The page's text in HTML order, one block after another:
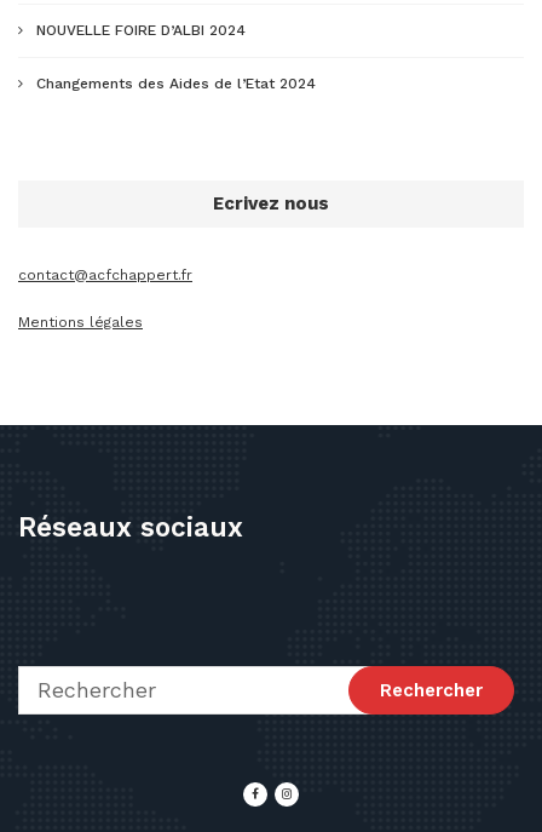
NOUVELLE FOIRE D’ALBI 2024
Changements des Aides de l’Etat 2024
Ecrivez nous
contact@acfchappert.fr
Mentions légales
Réseaux sociaux